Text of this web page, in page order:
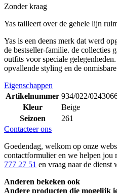
Zonder kraag
Yas tailleert over de gehele lijn
Yas is een deens merk dat werd
de bestseller-familie. de collecties
outfits voor speciale
opvallende styling en de
Eigenschappen
Artikelnummer 934/022/
Kleur
Beige
Seizoen
261
Contacteer ons
Goedendag, welkom op onze
contactformulier en we helpen jou
777 27 51 en vraag naar de dienst
Anderen bekeken ook
Andere producten die mogelijk